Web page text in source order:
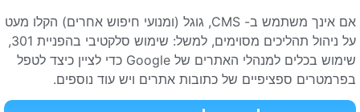
אם אינך משתמש ב- CMS, גוגל (ומנועי חיפוש אחרים) הקלו מעט
על ניהול תהליכים מסוימים, למשל: שימוש סלקטיבי בהפניית 301,
שימוש בכלים למנהלי האתרים של Google כדי לציין כיצד לטפל
בפרמטרים ספציפיים של כתובות אתרים ויש עוד נוספים.